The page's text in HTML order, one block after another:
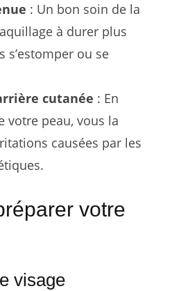
: Un bon soin de la
à durer plus
s’estomper ou se
cutanée : En
votre peau, vous la
causées par les
votre
visage